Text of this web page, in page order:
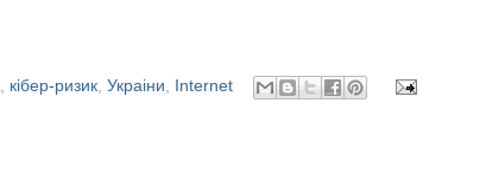
кібер-ризик Украіни Internet